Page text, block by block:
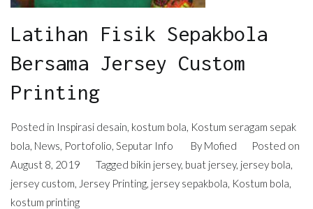
Latihan Fisik Sepakbola
Bersama Jersey Custom
Printing
Posted in Inspirasi desain, kostum bola, Kostum seragam sepak
bola, News, Portofolio, Seputar Info By Mofied
Posted on
August 8, 2019
Tagged bikin jersey, buat jersey, jersey bola,
jersey custom, Jersey Printing, jersey sepakbola, Kostum bola,
kostum printing